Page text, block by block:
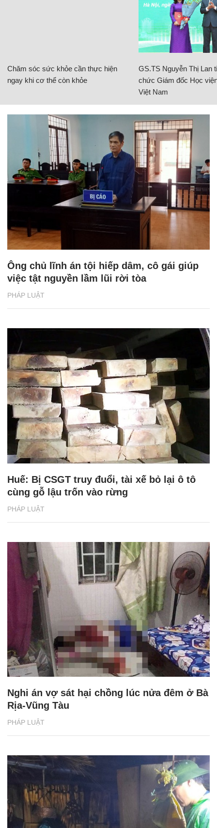
Chăm sóc sức khỏe cần thực hiện
ngay khi cơ thể còn khỏe
GS.TS Nguyễn Thị Lan
chức Giám đốc Học
Việt Nam
PHÁP LUẬT
Ông chủ lĩnh án tội hiếp dâm, cô gái giúp
việc tật nguyền lầm lũi rời tòa
PHÁP LUẬT
Huế: Bị CSGT truy đuổi, tài xế bỏ lại ô tô
cùng gỗ lậu trốn vào rừng
PHÁP LUẬT
Nghi án vợ sát hại chồng lúc nửa đêm ở Bà
Rịa-Vũng Tàu